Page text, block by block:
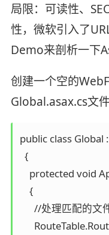
局限：可读性、
性，微软引入了
Demo来剖析一下
创建一个空的
Global.asax.cs文
public class Global
  {
protected void
    {
//处理匹配的文